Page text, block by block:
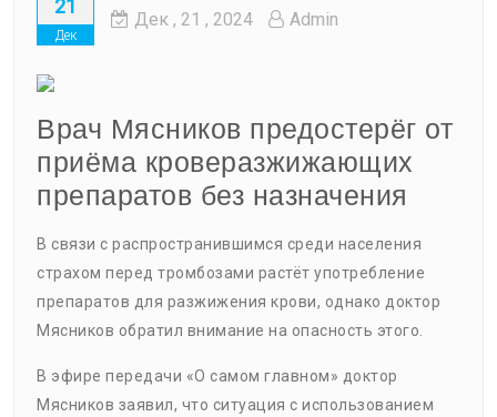
21
Дек
Дек , 21 , 2024 Admin
Врач Мясников предостерёг от
приёма кроверазжижающих
препаратов без назначения
В связи с распространившимся среди населения
страхом перед тромбозами растёт употребление
препаратов для разжижения крови, однако доктор
Мясников обратил внимание на опасность этого.
В эфире передачи «О самом главном» доктор
Мясников заявил, что ситуация с использованием